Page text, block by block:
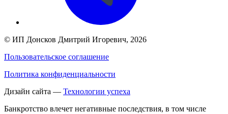
© ИП Донсков Дмитрий Игоревич, 2026
Пользовательское соглашение
Политика конфиденциальности
Дизайн сайта — Технологии успеха
Банкротство влечет негативные последствия, в том числе